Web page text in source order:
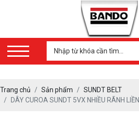
Trang chủ Sản phẩm
SUNDT BELT
DÂY CUROA SUNDT 5VX NHIỀU RÃNH LIỀN